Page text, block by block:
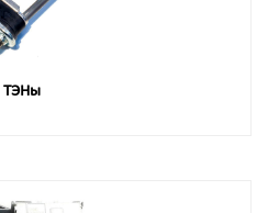
ТЭНы